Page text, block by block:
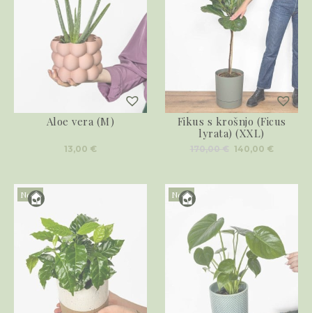
Aloe vera (M)
13,00 €
Fikus s krošnjo (Ficus
lyrata) (XXL)
Izvirna
cena
170,00 €.
140,00 €
Novo Novo